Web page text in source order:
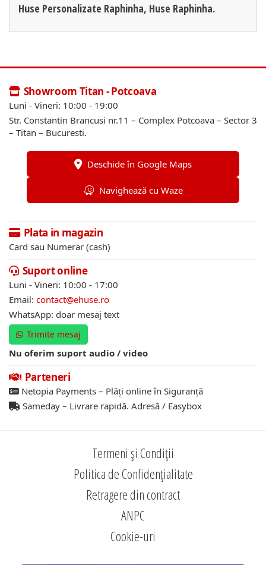
Huse Personalizate Raphinha, Huse Raphinha.
Showroom Titan - Potcoava
Luni - Vineri: 10:00 - 19:00
Str. Constantin Brancusi nr.11 – Complex Potcoava – Sector 3
– Titan – Bucuresti.
Deschide în Google Maps
Navighează cu Waze
Plata in magazin
Card sau Numerar (cash)
Suport online
Luni - Vineri: 10:00 - 17:00
Email: contact@ehuse.ro
WhatsApp: doar mesaj text
Trimite mesaj
Nu oferim suport audio / video
Parteneri
Netopia Payments – Plăți online în Siguranță
Sameday – Livrare rapidă. Adresă / Easybox
Termeni și Condiții
Politica de Confidențialitate
Retragere din contract
ANPC
Cookie-uri